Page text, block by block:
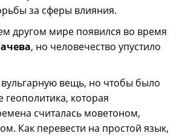
за сферы влияния.
другом мире появился во время
, но человечество упустило
вульгарную вещь, но чтобы было
геополитика, которая
считалась моветоном,
Как перевести на простой язык,